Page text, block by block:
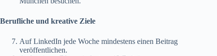
Berufliche und kreative Ziele
Auf LinkedIn jede Woche mindestens einen Beitrag
veröffentlichen.